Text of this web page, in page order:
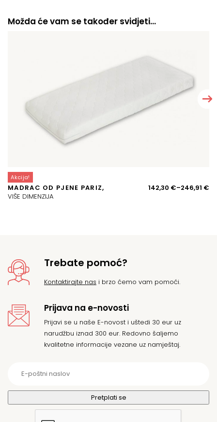
Možda će vam se također svidjeti…
Akcija!
MADRAC OD PJENE PARIZ,
VIŠE DIMENZIJA
142,30 €–246,91 €
Trebate pomoć?
Kontaktirajte nas i brzo ćemo vam pomoći.
Prijava na e-novosti
Prijavi se u naše E-novost i uštedi 30 eur uz
narudžbu iznad 300 eur. Redovno šaljemo
kvalitetne informacije vezane uz namještaj.